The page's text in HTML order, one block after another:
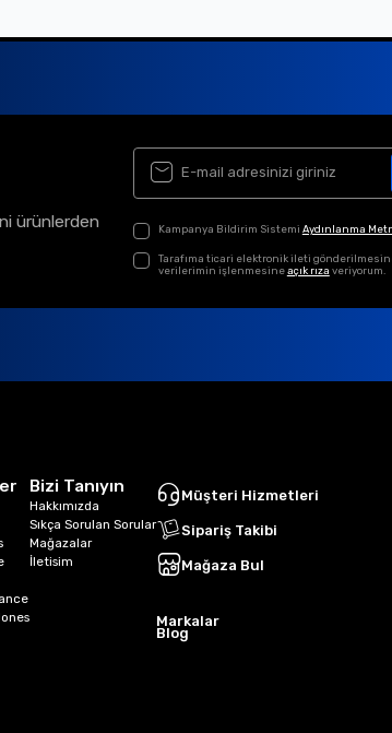
ürünlerden
Kampanya Bildirim Sistemi Aydınlanma
Tarafıma ticari elektronik ileti
verilerimin işlenmesineaçık rıza veriyorum.
Bizi Tanıyın
Hakkımızda
Sıkça Sorulan Sorular
Mağazalar
İletisim
Müşteri Hizmetleri
Sipariş Takibi
Mağaza Bul
Markalar
Blog